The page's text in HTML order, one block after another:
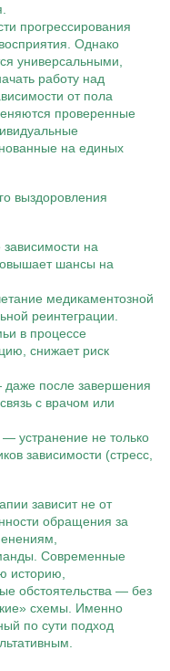
прогрессирования
Однако
универсальными,
работу над
от пола
проверенные
на единых
выздоровления
на
шансы на
медикаментозной
реинтеграции.
в процессе
снижает риск
после завершения
с врачом или
устранение не только
зависимости (стресс,
зависит не от
обращения за
Современные
историю,
обстоятельства — без
схемы. Именно
по сути подход